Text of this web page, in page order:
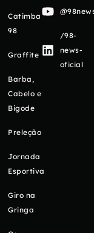
Catimba
98
Graffite
Barba,
Cabelo e
Bigode
Preleção
Jornada
Esportiva
Giro na
Gringa
/98-
news-
oficial